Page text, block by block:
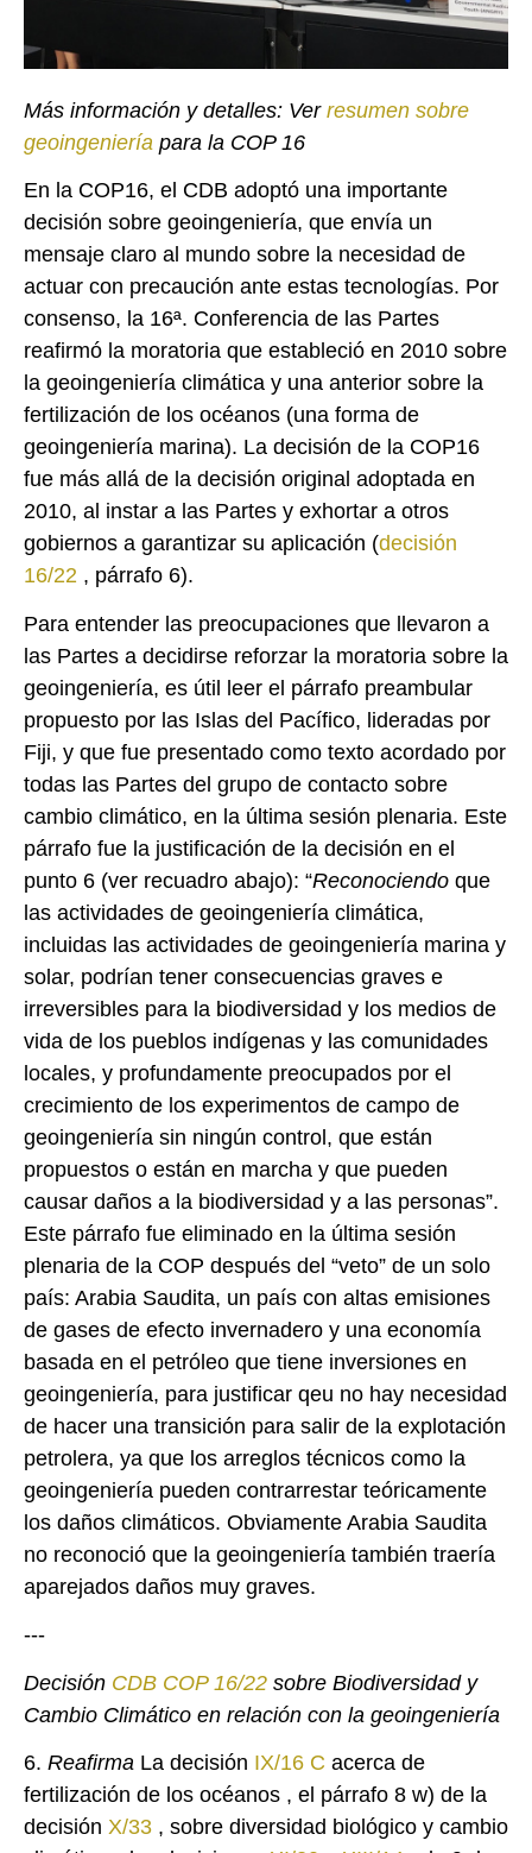
Más información y detalles: Ver resumen sobre
geoingeniería para la COP 16
En la COP16, el CDB adoptó una importante
decisión sobre geoingeniería, que envía un
mensaje claro al mundo sobre la necesidad de
actuar con precaución ante estas tecnologías. Por
consenso, la 16ª. Conferencia de las Partes
reafirmó la moratoria que estableció en 2010 sobre
la geoingeniería climática y una anterior sobre la
fertilización de los océanos (una forma de
geoingeniería marina). La decisión de la COP16
fue más allá de la decisión original adoptada en
2010, al instar a las Partes y exhortar a otros
gobiernos a garantizar su aplicación (decisión
16/22 , párrafo 6).
Para entender las preocupaciones que llevaron a
las Partes a decidirse reforzar la moratoria sobre la
geoingeniería, es útil leer el párrafo preambular
propuesto por las Islas del Pacífico, lideradas por
Fiji, y que fue presentado como texto acordado por
todas las Partes del grupo de contacto sobre
cambio climático, en la última sesión plenaria. Este
párrafo fue la justificación de la decisión en el
punto 6 (ver recuadro abajo): “Reconociendo que
las actividades de geoingeniería climática,
incluidas las actividades de geoingeniería marina y
solar, podrían tener consecuencias graves e
irreversibles para la biodiversidad y los medios de
vida de los pueblos indígenas y las comunidades
locales, y profundamente preocupados por el
crecimiento de los experimentos de campo de
geoingeniería sin ningún control, que están
propuestos o están en marcha y que pueden
causar daños a la biodiversidad y a las personas”.
Este párrafo fue eliminado en la última sesión
plenaria de la COP después del “veto” de un solo
país: Arabia Saudita, un país con altas emisiones
de gases de efecto invernadero y una economía
basada en el petróleo que tiene inversiones en
geoingeniería, para justificar qeu no hay necesidad
de hacer una transición para salir de la explotación
petrolera, ya que los arreglos técnicos como la
geoingeniería pueden contrarrestar teóricamente
los daños climáticos. Obviamente Arabia Saudita
no reconoció que la geoingeniería también traería
aparejados daños muy graves.
---
Decisión CDB COP 16/22 sobre Biodiversidad y
Cambio Climático en relación con la geoingeniería
6. Reafirma La decisión IX/16 C acerca de
fertilización de los océanos , el párrafo 8 w) de la
decisión X/33 , sobre diversidad biológico y cambio